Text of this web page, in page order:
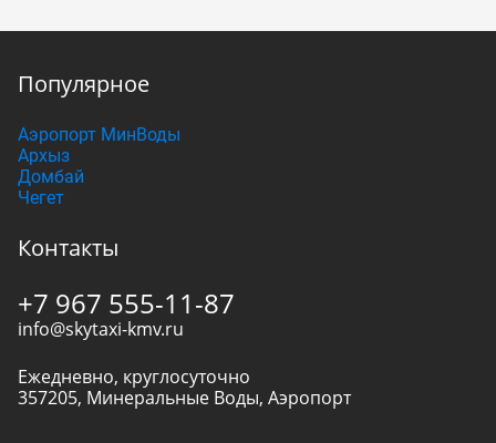
Популярное
Аэропорт МинВоды
Архыз
Домбай
Чегет
Контакты
+7 967 555-11-87
info@skytaxi-kmv.ru
Ежедневно, круглосуточно
357205, Минеральные Воды, Аэропорт